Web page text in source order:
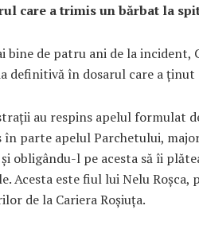
care a trimis un bărbat la
bine de patru ani de la incident,
definitivă în dosarul care a
au respins apelul formulat
în parte apelul Parchetului,
obligându-l pe acesta să îi
Acesta este fiul lui Nelu
de la Cariera Roșiuța.